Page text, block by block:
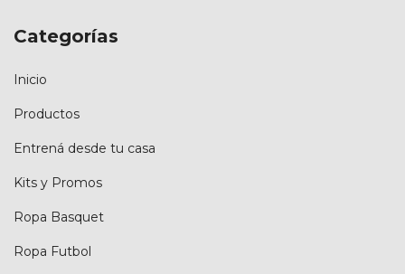
Categorías
Inicio
Productos
Entrená desde tu casa
Kits y Promos
Ropa Basquet
Ropa Futbol